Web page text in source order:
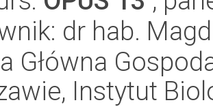
dr hab.
Główna
Instytut